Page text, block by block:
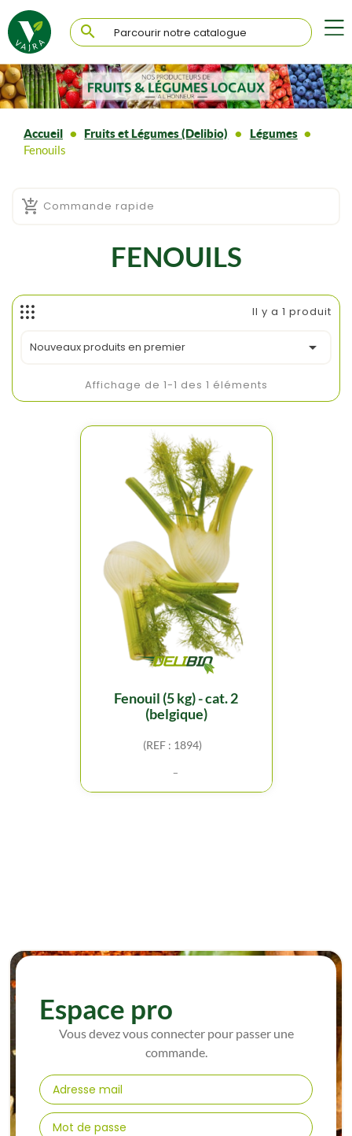

Accueil Fruits et Légumes (Delibio)
Légumes
Fenouils
FENOUILS
Il y a 1 produit
Nouveaux produits en premier 
Affichage de 1-1 des 1 éléments
fenouil (5 kg) - cat. 2
(belgique)
(REF : 1894)
-
 Commande rapide
Espace pro
Vous devez vous connecter pour passer une
commande.